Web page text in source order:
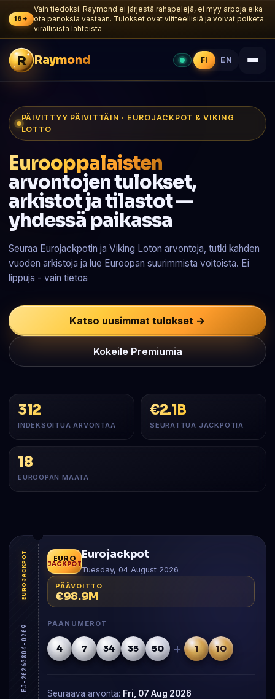
18+
Vain tiedoksi. Raymond ei järjestä rahapelejä, ei myy arpoja eikä
ota panoksia vastaan. Tulokset ovat viitteellisiä ja voivat poiketa
virallisista lähteistä.
R Raymond FI EN
PÄIVITTYY PÄIVITTÄIN · EUROJACKPOT & VIKING
LOTTO
Eurooppalaisten
arvontojen tulokset,
arkistot ja tilastot —
yhdessä paikassa
Seuraa Eurojackpotin ja Viking Loton arvontoja, tutki kahden
vuoden arkistoja ja lue Euroopan suurimmista voitoista. Ei
lippuja - vain tietoa
Katso uusimmat tulokset →
Kokeile Premiumia
312
INDEKSOITUA ARVONTAA
€2.1B
SEURATTUA JACKPOTIA
18
EUROOPAN MAATA
EUROJACKPOT
EJ-20260804-0209
EURO
JACKPOT
Eurojackpot
Tuesday, 04 August 2026
PÄÄVOITTO
€98.9M
PÄÄNUMEROT
4 7 34 35 50 + 1 10
Seuraava arvonta: Fri, 07 Aug 2026